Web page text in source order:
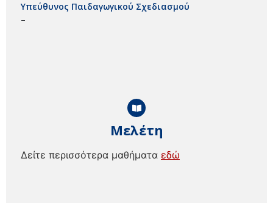
Μελέτη
Δείτε περισσότερα μαθήματα εδώ
Υπεύθυνος Παιδαγωγικού Σχεδιασμού
–